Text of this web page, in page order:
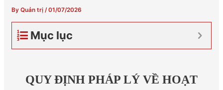
By Quản trị /01/07/2026
Mục lục
QUY ĐỊNH PHÁP LÝ VỀ HOẠT